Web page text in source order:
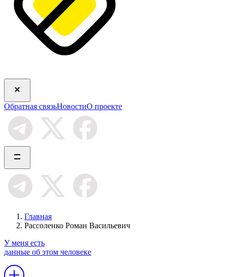
Обратная связьНовостиО проекте
Главная
Рассоленко Роман Васильевич
У меня есть
данные об этом человеке